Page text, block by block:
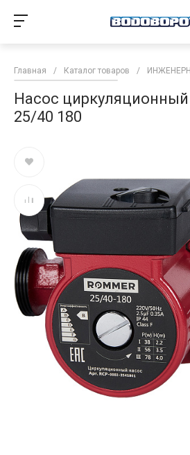
Главная / Каталог товаров /
Насос циркуляционный
25/40 180